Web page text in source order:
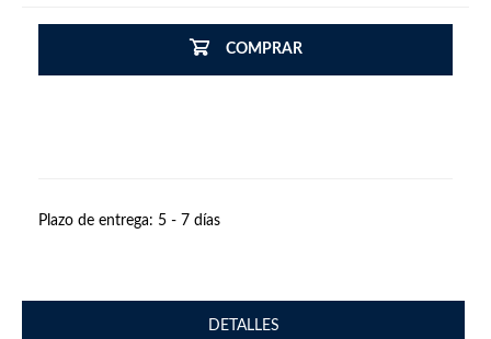
COMPRAR
Plazo de entrega: 5 - 7 días
DETALLES